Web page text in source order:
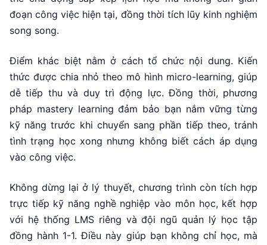
đoạn công việc hiện tại, đồng thời tích lũy kinh nghiệm
song song.
Điểm khác biệt nằm ở cách tổ chức nội dung. Kiến
thức được chia nhỏ theo mô hình micro-learning, giúp
dễ tiếp thu và duy trì động lực. Đồng thời, phương
pháp mastery learning đảm bảo bạn nắm vững từng
kỹ năng trước khi chuyển sang phần tiếp theo, tránh
tình trạng học xong nhưng không biết cách áp dụng
vào công việc.
Không dừng lại ở lý thuyết, chương trình còn tích hợp
trực tiếp kỹ năng nghề nghiệp vào môn học, kết hợp
với hệ thống LMS riêng và đội ngũ quản lý học tập
đồng hành 1-1. Điều này giúp bạn không chỉ học, mà